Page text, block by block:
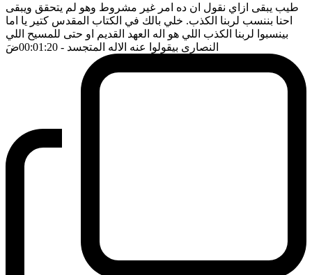
طيب يبقى ازاي نقول ان ده امر غير مشروط وهو لم يتحقق ويبقى
احنا بننسب لربنا الكذب. خلي بالك في الكتاب المقدس كتير يا اما
بينسبوا لربنا الكذب اللي هو اله العهد القديم او حتى للمسيح اللي
النصارى بيقولوا عنه الاله المتجسد - 00:01:20 ضَ